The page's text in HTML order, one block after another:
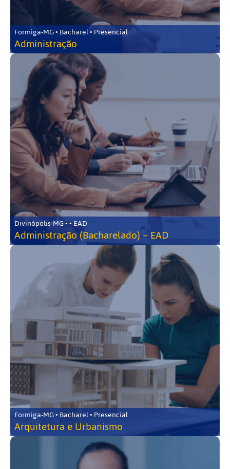
Formiga-MG • Bacharel • Presencial
Administração
Divinópolis-MG • • EAD
Administração (Bacharelado) – EAD
Formiga-MG • Bacharel • Presencial
Arquitetura e Urbanismo